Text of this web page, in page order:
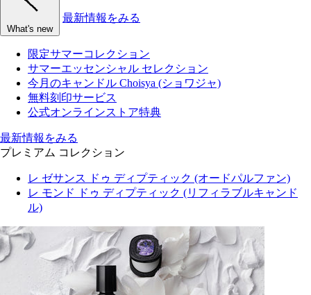
What's new
最新情報をみる
限定サマーコレクション
サマーエッセンシャル セレクション
今月のキャンドル Choisya (ショワジャ)
無料刻印サービス
公式オンラインストア特典
最新情報をみる
プレミアム コレクション
レ ゼサンス ドゥ ディプティック (オードパルファン)
レ モンド ドゥ ディプティック (リフィラブルキャンド
ル)